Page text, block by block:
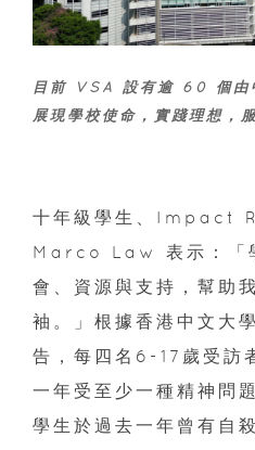
目前 VSA 設有逾 60 個由
展現學校使命，實踐理想，
十年級學生、Impact
Marco Law 表示：「
會、資源與支持，幫助
袖。」根據香港中文大
告，每四名6-17歲受訪
一年受至少一種精神問
學生於過去一年曾有自